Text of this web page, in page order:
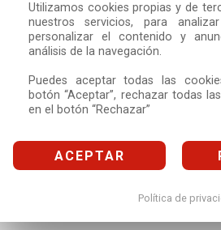
Utilizamos cookies propias y de
nuestros servicios, para
personalizar el contenido y
análisis de la navegación.
Puedes aceptar todas las
botón “Aceptar”, rechazar todas
en el botón “Rechazar”
ACEPTAR
Política de